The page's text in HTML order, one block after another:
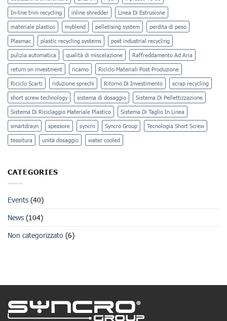
In-line trim recycling inline shredder Linea Di Estrusione
materiale plastico myblend pelletising system perdita di peso
Plasmac plastic recycling systems post industrial recycling
pulizia automatica qualità di miscelazione Raffreddamento Ad Aria
return on investment ricamo Riciclo Materiali Post Produzione
Riciclo Scarti riduzione sprechi Ritorno Di Investimento scrap recycling
short screw technology sistema di dosaggio Sistema Di Pellettizzazione
Sistema Di Riciclaggio Materiale Plastico Sistema Di Taglio In Linea
smartdrayn spessore syncro Syncro Group Tecnologia Short Screw
tessitura unità dosaggio water cooled
CATEGORIES
Events (40)
News (104)
Non categorizzato (6)